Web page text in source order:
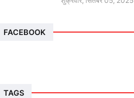
FACEBOOK
TAGS